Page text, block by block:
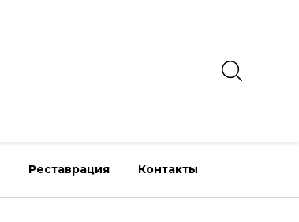
Реставрация Контакты